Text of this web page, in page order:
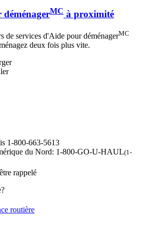
déménagerMC à proximité
de services d'Aide pour déménagerMC
deux fois plus vite.
1-800-663-5613
du Nord: 1-800-GO-U-HAUL(1-
rappelé
routière